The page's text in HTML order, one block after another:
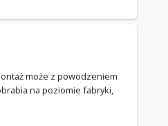
może z powodzeniem
na poziomie fabryki,